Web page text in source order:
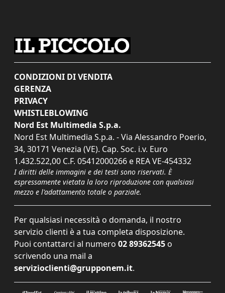
CONDIZIONI DI VENDITA
GERENZA
PRIVACY
WHISTLEBLOWING
Nord Est Multimedia S.p.a.
Nord Est Multimedia S.p.a. - Via Alessandro Poerio,
34, 30171 Venezia (VE). Cap. Soc. i.v. Euro
1.432.522,00 C.F. 05412000266 e REA VE-454332
I diritti delle immagini e dei testi sono riservati. È
espressamente vietata la loro riproduzione con qualsiasi
mezzo e l'adattamento totale o parziale.
Per qualsiasi necessità o domanda, il nostro
servizio clienti è a tua completa disposizione.
Puoi contattarci al numero 02 89362545 o
scrivendo una mail a
servizioclienti@grupponem.it.